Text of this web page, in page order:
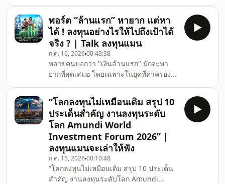
ขวด" สำคัญในอุตสาหกรรม AI ซึ่งเป
ตลาดทุนต่างประเทศ แต่ทำไม PHAT ถึง
เลือก IPO ในช่วงนี้ ? เมื่ออุตสาหกรรม
ปาล์มน้ำมันไม่ใช่แค่เรื่องเกษตร แต่คือห่วง
โซ่อุปทานขนาดใหญ่ในตลาดโลก ผู้เล่น
รายสำคัญอย่าง PHAT ที่ผู้ก่อตั้งมี
ประสบการณ์กว่า 30 ปี ในวงการน้ำมัน
ปาล์ม จะเพิ่มโอกาสในตลาดโลกมูลค่ากว่า
1.8 ล้านล้านบาท ได้มากน้อยเพียงใด ? แ
พอร์ต “ล้านแรก” หายาก แต่หา
ได้ ! ลงทุนอย่างไรให้ไปถึงเป้าได้
จริง ? | Talk ลงทุนแมน
ก.ค. 16, 202600:43:38
หลายคนบอกว่า "เงินล้านแรก" มักจะหา
ยากที่สุดเสมอ โดยเฉพาะในยุคที่ค่าครอง
เดือด การตั้งเป้าหมายปั้น “เงินล้านแรก”
สำหรับคนรุ่นใหม่ และ Gen Z เป็นไปได้
จริง หรือแค่ฝัน ? ร่วมพูดคุยกับ 2 ผู้ที่มี
ประสบการณ์หาล้านแรกด้วยตัวเอง ที่จะมา
แชร์มุมมองและประสบการณ์ส่วนตัว ตั้งแต่
Mindset การเก็บเงินล้านแรก ไปจนถึง
Roadmap การจัดพอร์ตลงทุนจริงที่ใคร ๆ ก็
สามารถทำตามได้ กับ
“โลกลงทุนไม่เหมือนเดิม สรุป 10
ประเด็นสำคัญ งานลงทุนระดับ
โลก Amundi World
Investment Forum 2026” |
ลงทุนแมนจะเล่าให้ฟัง
ก.ค. 15, 202600:10:48
“โลกลงทุนไม่เหมือนเดิม สรุป 10 ประเด็น
สำคัญ งานลงทุนระดับโลก Amundi